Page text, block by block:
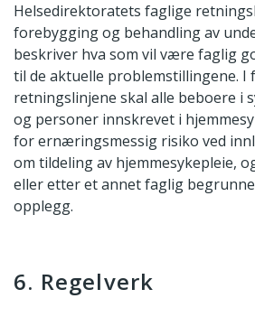
Helsedirektoratets faglige
forebygging og behandling av
beskriver hva som vil være faglig
til de aktuelle problemstillingene. I
retningslinjene skal alle beboere i
og personer innskrevet i
for ernæringsmessig risiko ved
om tildeling av hjemmesykepleie,
eller etter et annet faglig
opplegg.
6. Regelverk